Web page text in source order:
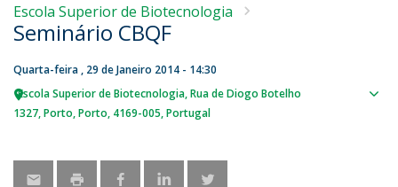
Escola Superior de Biotecnologia
Seminário CBQF
Quarta-feira , 29 de Janeiro 2014 - 14:30
Escola Superior de Biotecnologia Rua de Diogo Botelho
1327 Porto Porto 4169-005 Portugal